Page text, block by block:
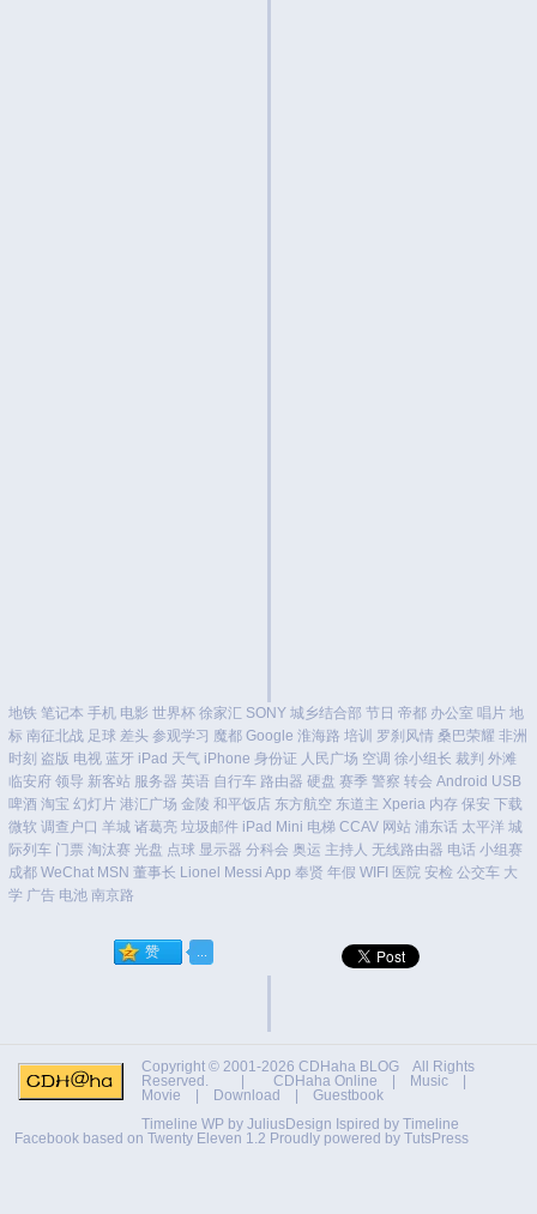
地铁 笔记本 手机 电影 世界杯 徐家汇 SONY 城乡结合部 节日 帝都 办公室 唱片 地
标 南征北战 足球 差头 参观学习 魔都 Google 淮海路 培训 罗刹风情 桑巴荣耀 非洲
时刻 盗版 电视 蓝牙 iPad 天气 iPhone 身份证 人民广场 空调 徐小组长 裁判 外滩
临安府 领导 新客站 服务器 英语 自行车 路由器 硬盘 赛季 警察 转会 Android USB
啤酒 淘宝 幻灯片 港汇广场 金陵 和平饭店 东方航空 东道主 Xperia 内存 保安 下载
微软 调查户口 羊城 诸葛亮 垃圾邮件 iPad Mini 电梯 CCAV 网站 浦东话 太平洋 城
际列车 门票 淘汰赛 光盘 点球 显示器 分科会 奥运 主持人 无线路由器 电话 小组赛
成都 WeChat MSN 董事长 Lionel Messi App 奉贤 年假 WIFI 医院 安检 公交车 大
学 广告 电池 南京路
Copyright © 2001-2026 CDHaha BLOG All Rights
Reserved. | CDHaha Online Music
Movie
Download
Guestbook
Timeline WP by JuliusDesign Ispired by Timeline
Facebook based on Twenty Eleven 1.2 Proudly powered by TutsPress